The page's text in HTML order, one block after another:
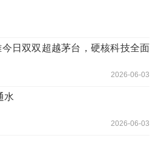
日双双超越茅台，硬核科技全面
2026-06-03
水
2026-06-03